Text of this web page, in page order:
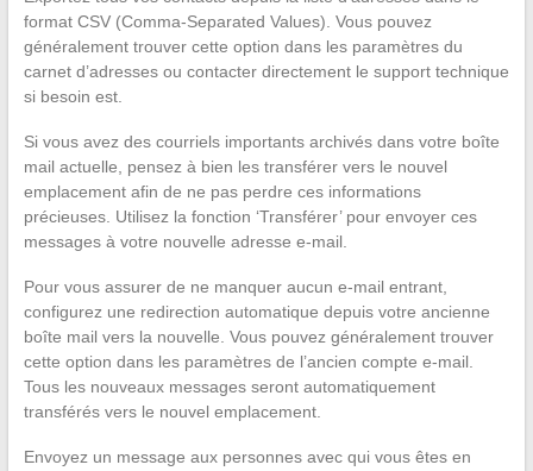
format CSV (Comma-Separated Values). Vous pouvez
généralement trouver cette option dans les paramètres du
carnet d’adresses ou contacter directement le support technique
si besoin est.
Si vous avez des courriels importants archivés dans votre boîte
mail actuelle, pensez à bien les transférer vers le nouvel
emplacement afin de ne pas perdre ces informations
précieuses. Utilisez la fonction ‘Transférer’ pour envoyer ces
messages à votre nouvelle adresse e-mail.
Pour vous assurer de ne manquer aucun e-mail entrant,
configurez une redirection automatique depuis votre ancienne
boîte mail vers la nouvelle. Vous pouvez généralement trouver
cette option dans les paramètres de l’ancien compte e-mail.
Tous les nouveaux messages seront automatiquement
transférés vers le nouvel emplacement.
Envoyez un message aux personnes avec qui vous êtes en